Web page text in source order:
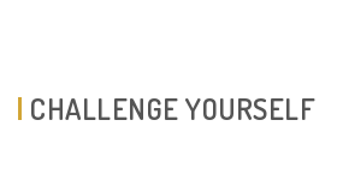
CHALLENGE YOURSELF